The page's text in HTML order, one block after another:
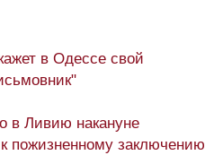
в Одессе свой
в Ливию накануне
пожизненному заключению